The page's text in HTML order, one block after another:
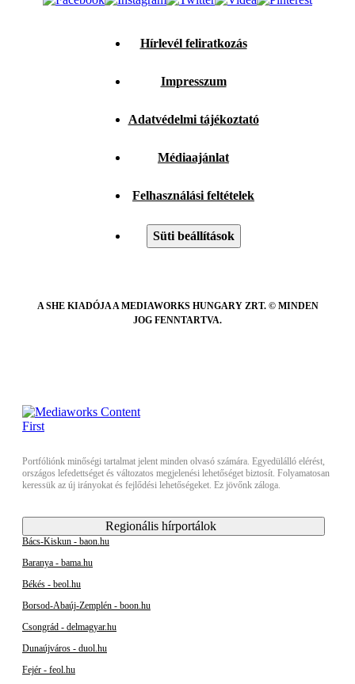
Hírlevél feliratkozás
Impresszum
Adatvédelmi tájékoztató
Médiaajánlat
Felhasználási feltételek
Süti beállítások
A SHE KIADÓJA A MEDIAWORKS HUNGARY ZRT. © MINDEN
JOG FENNTARTVA.
Portfóliónk minőségi tartalmat jelent minden olvasó számára. Egyedülálló elérést,
országos lefedettséget és változatos megjelenési lehetőséget biztosít. Folyamatosan
keressük az új irányokat és fejlődési lehetőségeket. Ez jövőnk záloga.
Regionális hírportálok
Bács-Kiskun - baon.hu
Baranya - bama.hu
Békés - beol.hu
Borsod-Abaúj-Zemplén - boon.hu
Csongrád - delmagyar.hu
Dunaújváros - duol.hu
Fejér - feol.hu